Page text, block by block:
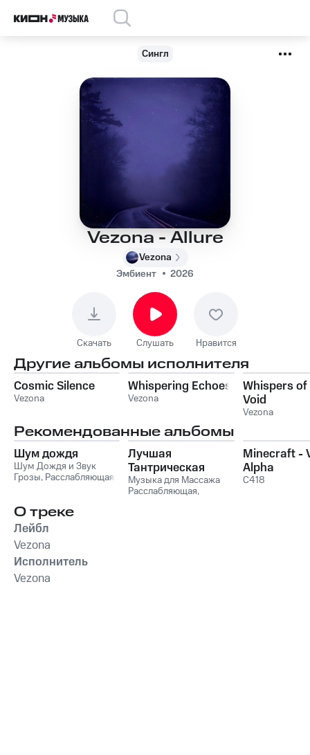
Сингл
Vezona - Allure
Vezona
Эмбиент
2026
Скачать Слушать Нравится
Другие альбомы исполнителя
Cosmic Silence
Vezona
Whispering Echoes
Vezona
Whispers of
Void
Vezona
Рекомендованные альбомы
Шум дождя
Шум Дождя и Звук
Грозы, Расслабляющая
Лучшая
Тантрическая
Музыка для
Массажа и Любви
Музыка для Массажа
Расслабляющая,
Minecraft -
Alpha
C418
О треке
Лейбл
Vezona
Исполнитель
Vezona